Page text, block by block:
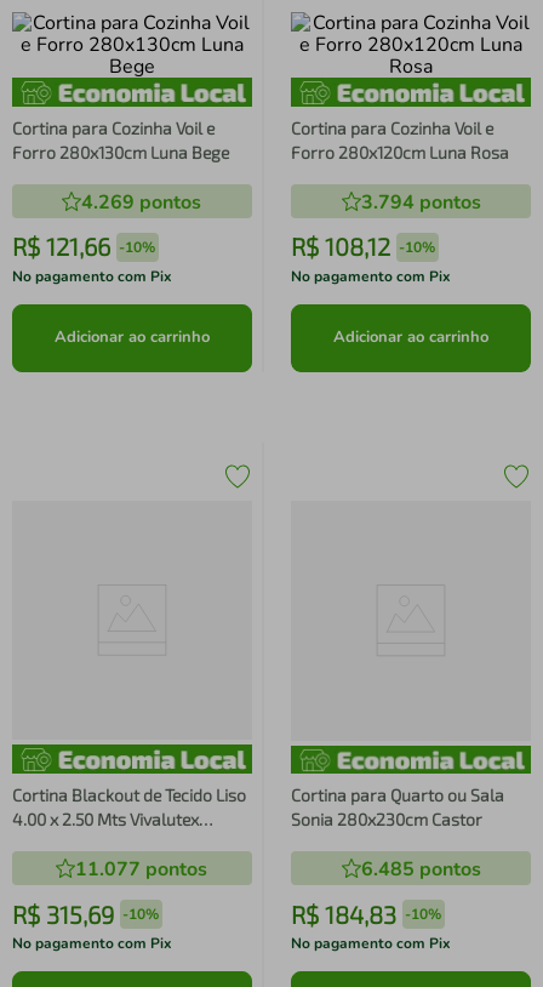
Cortina para Cozinha Voil e
Forro 280x130cm Luna Bege
4.269 pontos
R$ 121,66 -10%
No pagamento com Pix
Adicionar ao carrinho
Cortina para Cozinha Voil e
Forro 280x120cm Luna Rosa
3.794 pontos
R$ 108,12 -10%
No pagamento com Pix
Adicionar ao carrinho
Cortina Blackout de Tecido Liso
4.00 x 2.50 Mts Vivalutex
11.077 pontos
R$ 315,69 -10%
No pagamento com Pix
Cortina para Quarto ou Sala
Sonia 280x230cm Castor
6.485 pontos
R$ 184,83 -10%
No pagamento com Pix